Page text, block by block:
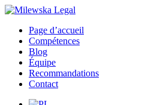
Page d’accueil
Compétences
Blog
Équipe
Recommandations
Contact